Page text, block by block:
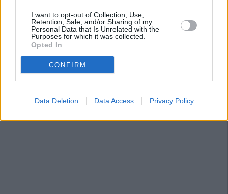
I want to opt-out of Collection, Use,
Retention, Sale, and/or Sharing of my
Personal Data that Is Unrelated with the
Purposes for which it was collected.
Opted In
CONFIRM
Data Deletion Data Access Privacy Policy